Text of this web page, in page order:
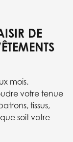
DE
mois.
votre tenue
tissus,
soit votre